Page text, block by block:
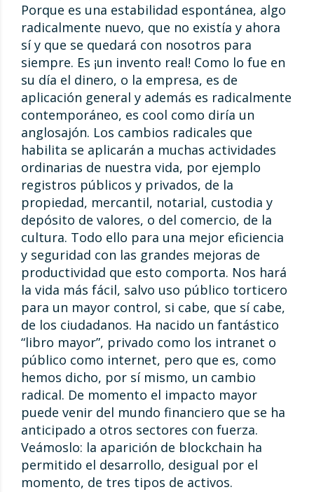
Porque es una estabilidad espontánea, algo
radicalmente nuevo, que no existía y ahora
sí y que se quedará con nosotros para
siempre. Es ¡un invento real! Como lo fue en
su día el dinero, o la empresa, es de
aplicación general y además es radicalmente
contemporáneo, es cool como diría un
anglosajón. Los cambios radicales que
habilita se aplicarán a muchas actividades
ordinarias de nuestra vida, por ejemplo
registros públicos y privados, de la
propiedad, mercantil, notarial, custodia y
depósito de valores, o del comercio, de la
cultura. Todo ello para una mejor eficiencia
y seguridad con las grandes mejoras de
productividad que esto comporta. Nos hará
la vida más fácil, salvo uso público torticero
para un mayor control, si cabe, que sí cabe,
de los ciudadanos. Ha nacido un fantástico
“libro mayor”, privado como los intranet o
público como internet, pero que es, como
hemos dicho, por sí mismo, un cambio
radical. De momento el impacto mayor
puede venir del mundo financiero que se ha
anticipado a otros sectores con fuerza.
Veámoslo: la aparición de blockchain ha
permitido el desarrollo, desigual por el
momento, de tres tipos de activos.